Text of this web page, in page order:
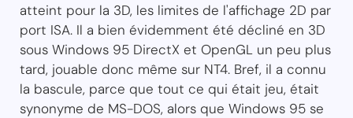
atteint pour la 3D, les limites de l'affichage 2D par
port ISA. Il a bien évidemment été décliné en 3D
sous Windows 95 DirectX et OpenGL un peu plus
tard, jouable donc même sur NT4. Bref, il a connu
la bascule, parce que tout ce qui était jeu, était
synonyme de MS-DOS, alors que Windows 95 se